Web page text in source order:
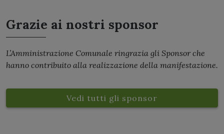
Grazie ai nostri sponsor
L’Amministrazione Comunale ringrazia gli Sponsor che
hanno contribuito alla realizzazione della manifestazione.
Vedi tutti gli sponsor